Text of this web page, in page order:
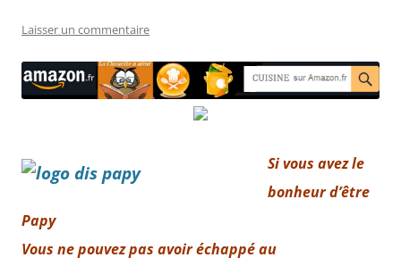
Laisser un commentaire
Si vous avez le
bonheur d’être
Papy
Vous ne pouvez pas avoir échappé au